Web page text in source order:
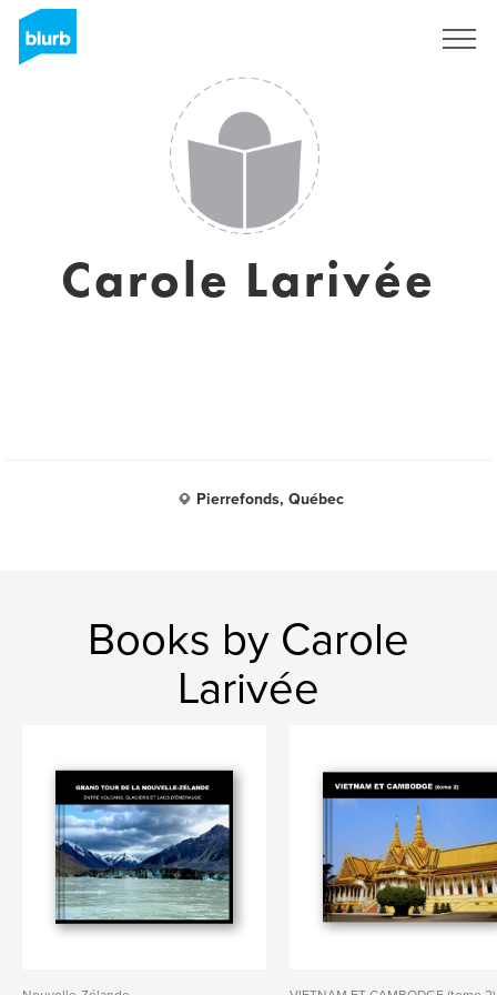
Carole Larivée
Pierrefonds, Québec
Books by Carole
Larivée